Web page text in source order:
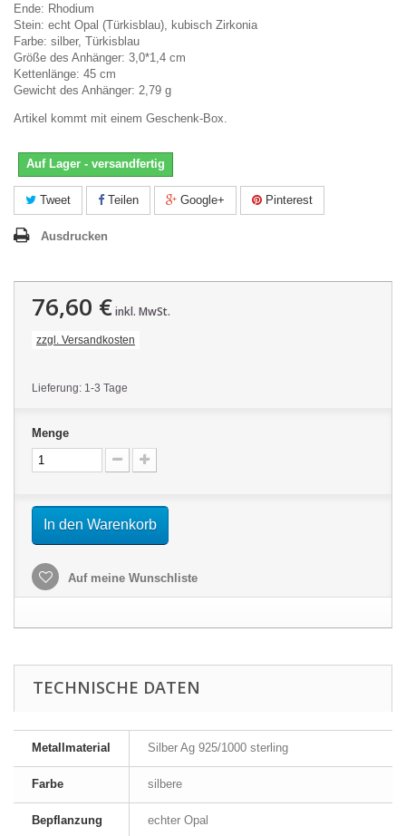
Ende: Rhodium
Stein: echt Opal (Türkisblau), kubisch Zirkonia
Farbe: silber, Türkisblau
Größe des Anhänger: 3,0*1,4 cm
Kettenlänge: 45 cm
Gewicht des Anhänger: 2,79 g
Artikel kommt mit einem Geschenk-Box.
Auf Lager - versandfertig
Tweet Teilen Google+ Pinterest
Ausdrucken
76,60 €inkl. MwSt.
zzgl. Versandkosten
Lieferung: 1-3 Tage
Menge
In den Warenkorb
Auf meine Wunschliste
TECHNISCHE DATEN
Metallmaterial Silber Ag 925/1000 sterling
Farbe silbere
Bepflanzung echter Opal